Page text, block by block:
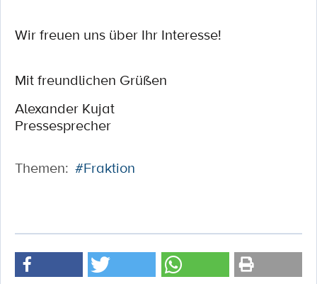
Wir freuen uns über Ihr Interesse!
Mit freundlichen Grüßen
Alexander Kujat
Pressesprecher
Themen: #Fraktion